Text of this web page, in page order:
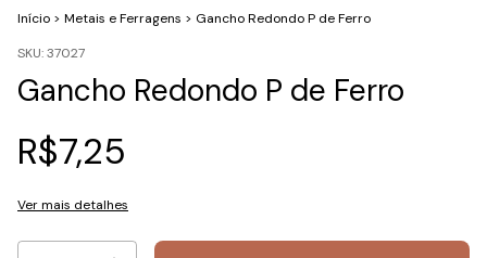
Início > Metais e Ferragens > Gancho Redondo P de Ferro
SKU:37027
Gancho Redondo P de Ferro
R$7,25
Ver mais detalhes